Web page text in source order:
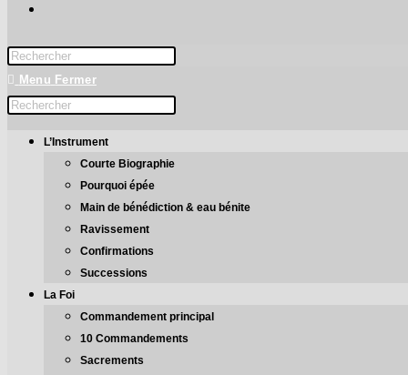
Menu Fermer
L’Instrument
Courte Biographie
Pourquoi épée
Main de bénédiction & eau bénite
Ravissement
Confirmations
Successions
La Foi
Commandement principal
10 Commandements
Sacrements